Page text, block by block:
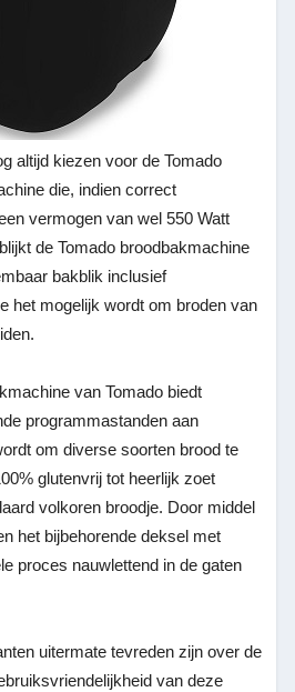
altijd kiezen voor de Tomado
die, indien correct
vermogen van wel 550 Watt
de Tomado broodbakmachine
bakblik inclusief
het mogelijk wordt om broden van
van Tomado biedt
programmastanden aan
om diverse soorten brood te
glutenvrij tot heerlijk zoet
volkoren broodje. Door middel
het bijbehorende deksel met
proces nauwlettend in de gaten
uitermate tevreden zijn over de
van deze